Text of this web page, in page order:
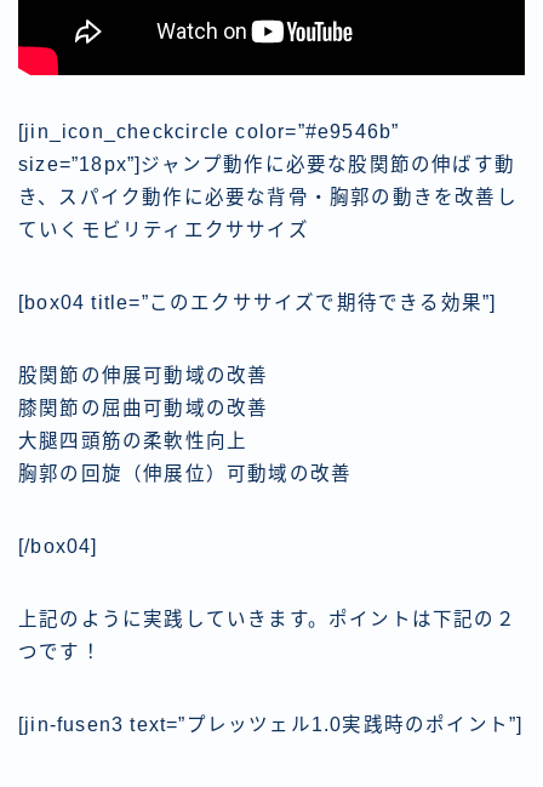
[jin_icon_checkcircle color=”#e9546b”
size=”18px”] ジャンプ動作に必要な股関節の伸ばす動
き、 スパイク動作に必要な背骨・胸郭の動き を改善し
ていくモビリティエクササイズ
[box04 title=”このエクササイズで期待できる効果”]
股関節の伸展可動域の改善
膝関節の屈曲可動域の改善
大腿四頭筋の柔軟性向上
胸郭の回旋（伸展位）可動域の改善
[/box04]
上記のように実践していきます。ポイントは下記の２
つです！
[jin-fusen3 text=”プレッツェル1.0実践時のポイント”]